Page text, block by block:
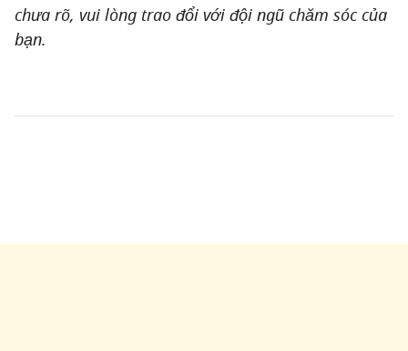
chưa rõ, vui lòng trao đổi với đội ngũ chăm sóc của
bạn.